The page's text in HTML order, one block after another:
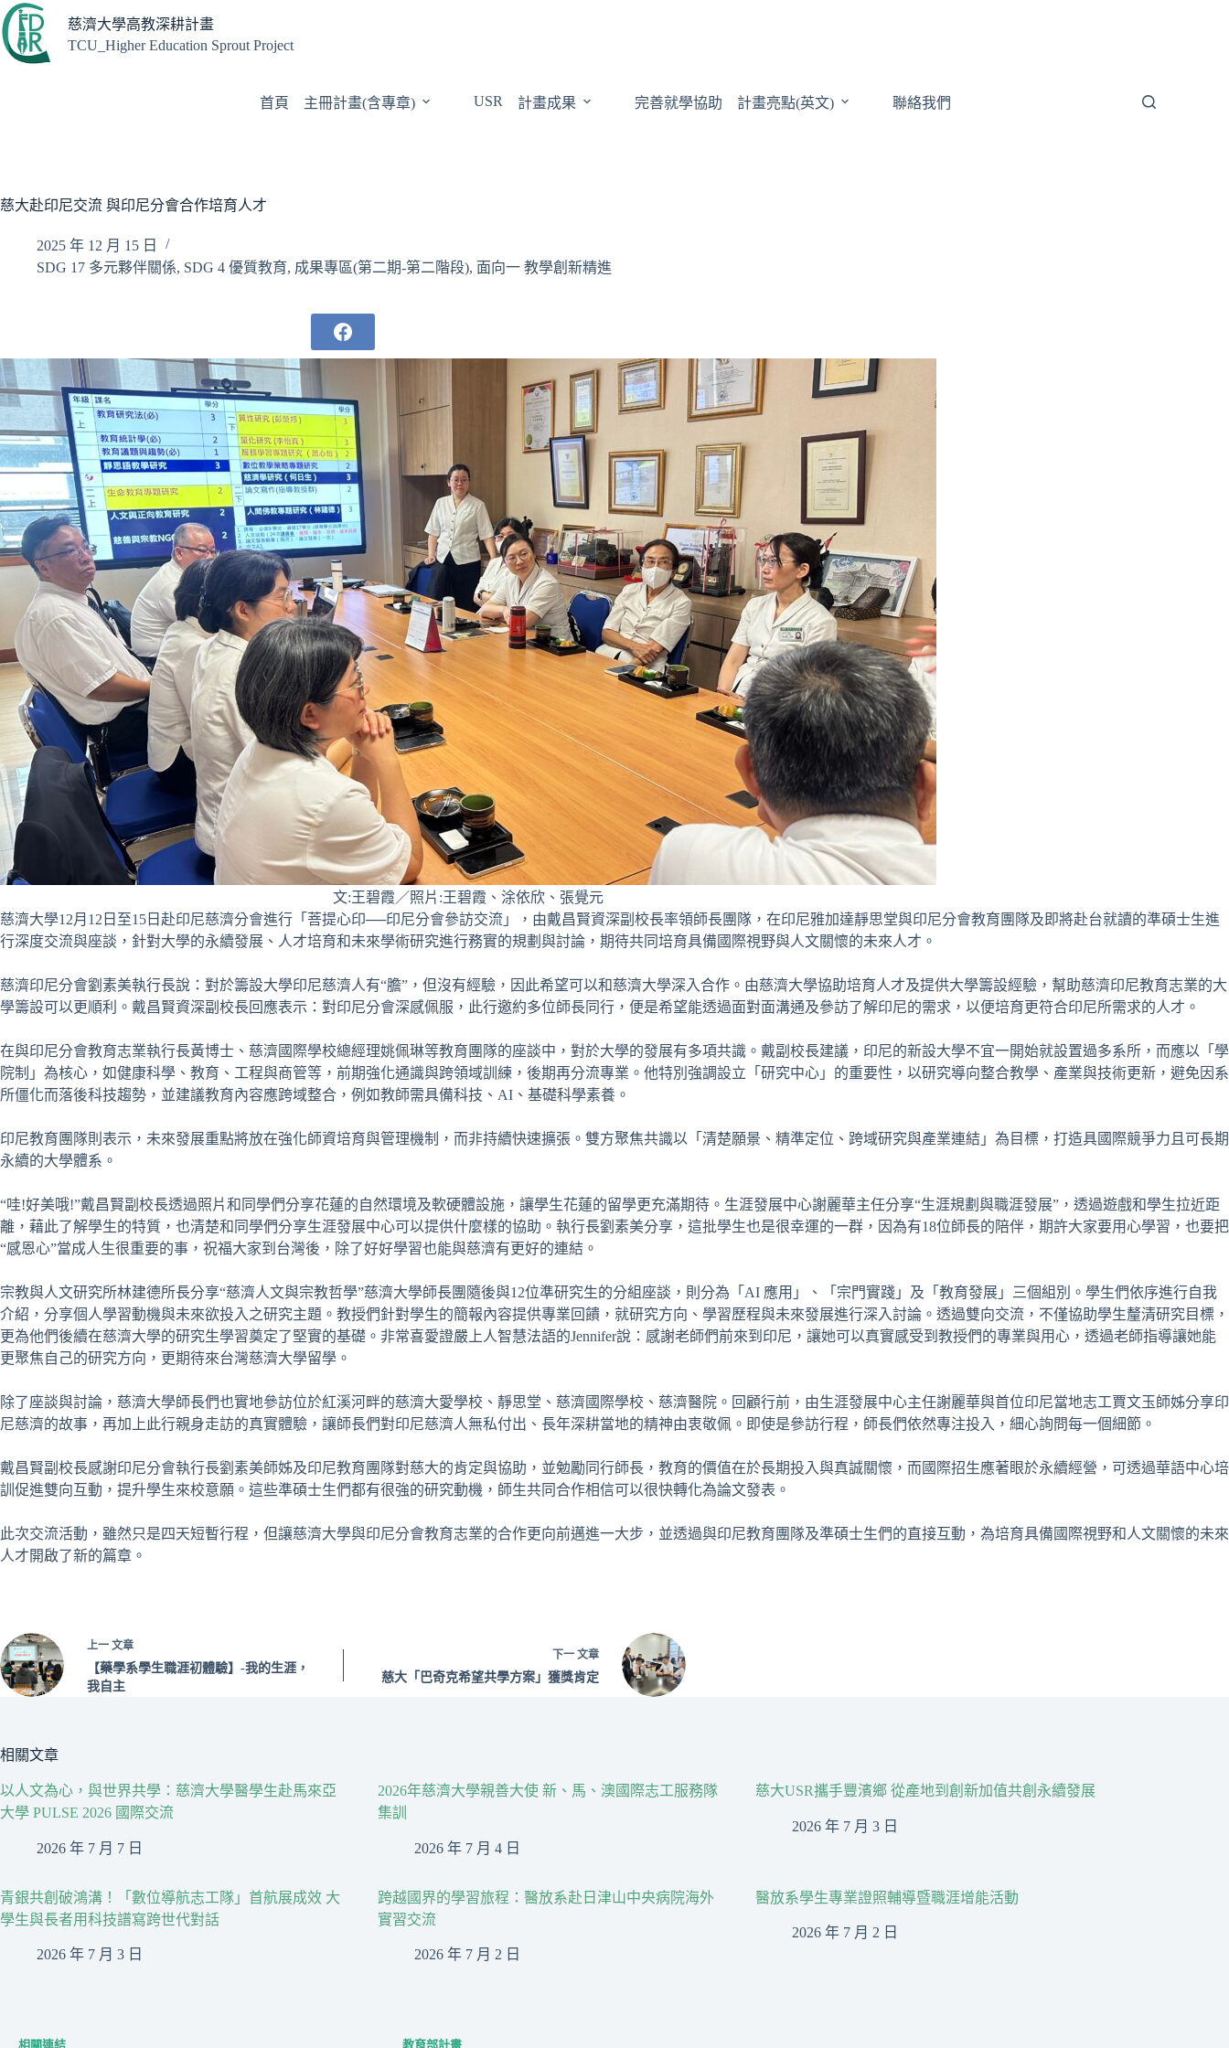
跳
至
主
慈濟大學高教深耕計畫
TCU_Higher Education Sprout Project
首頁 主冊計畫(含專章) USR 計畫成果 完善就學協助 計畫亮點(英文) 聯絡我們
慈大赴印尼交流 與印尼分會合作培育人才
2025 年 12 月 15 日
SDG 17 多元夥伴關係, SDG 4 優質教育, 成果專區(第二期-第二階段), 面向一 教學創新精進
文:王碧霞／照片:王碧霞、涂依欣、張覺元
慈濟大學12月12日至15日赴印尼慈濟分會進行「菩提心印──印尼分會參訪交流」，由戴昌賢資深副校長率領師長團隊，在印尼雅加達靜思堂與印尼分會教育團隊及即將赴台就讀的準碩士生進
行深度交流與座談，針對大學的永續發展、人才培育和未來學術研究進行務實的規劃與討論，期待共同培育具備國際視野與人文關懷的未來人才。
慈濟印尼分會劉素美執行長說：對於籌設大學印尼慈濟人有“膽”，但沒有經驗，因此希望可以和慈濟大學深入合作。由慈濟大學協助培育人才及提供大學籌設經驗，幫助慈濟印尼教育志業的大
學籌設可以更順利。戴昌賢資深副校長回應表示：對印尼分會深感佩服，此行邀約多位師長同行，便是希望能透過面對面溝通及參訪了解印尼的需求，以便培育更符合印尼所需求的人才。
在與印尼分會教育志業執行長黃博士、慈濟國際學校總經理姚佩琳等教育團隊的座談中，對於大學的發展有多項共識。戴副校長建議，印尼的新設大學不宜一開始就設置過多系所，而應以「學
院制」為核心，如健康科學、教育、工程與商管等，前期強化通識與跨領域訓練，後期再分流專業。他特別強調設立「研究中心」的重要性，以研究導向整合教學、產業與技術更新，避免因系
所僵化而落後科技趨勢，並建議教育內容應跨域整合，例如教師需具備科技、AI、基礎科學素養。
印尼教育團隊則表示，未來發展重點將放在強化師資培育與管理機制，而非持續快速擴張。雙方聚焦共識以「清楚願景、精準定位、跨域研究與產業連結」為目標，打造具國際競爭力且可長期
永續的大學體系。
“哇!好美哦!”戴昌賢副校長透過照片和同學們分享花蓮的自然環境及軟硬體設施，讓學生花蓮的留學更充滿期待。生涯發展中心謝麗華主任分享“生涯規劃與職涯發展”，透過遊戲和學生拉近距
離，藉此了解學生的特質，也清楚和同學們分享生涯發展中心可以提供什麼樣的協助。執行長劉素美分享，這批學生也是很幸運的一群，因為有18位師長的陪伴，期許大家要用心學習，也要把
“感恩心”當成人生很重要的事，祝福大家到台灣後，除了好好學習也能與慈濟有更好的連結。
宗教與人文研究所林建德所長分享“慈濟人文與宗教哲學”慈濟大學師長團隨後與12位準研究生的分組座談，則分為「AI 應用」、「宗門實踐」及「教育發展」三個組別。學生們依序進行自我
介紹，分享個人學習動機與未來欲投入之研究主題。教授們針對學生的簡報內容提供專業回饋，就研究方向、學習歷程與未來發展進行深入討論。透過雙向交流，不僅協助學生釐清研究目標，
更為他們後續在慈濟大學的研究生學習奠定了堅實的基礎。非常喜愛證嚴上人智慧法語的Jennifer說：感謝老師們前來到印尼，讓她可以真實感受到教授們的專業與用心，透過老師指導讓她能
更聚焦自己的研究方向，更期待來台灣慈濟大學留學。
除了座談與討論，慈濟大學師長們也實地參訪位於紅溪河畔的慈濟大愛學校、靜思堂、慈濟國際學校、慈濟醫院。回顧行前，由生涯發展中心主任謝麗華與首位印尼當地志工賈文玉師姊分享印
尼慈濟的故事，再加上此行親身走訪的真實體驗，讓師長們對印尼慈濟人無私付出、長年深耕當地的精神由衷敬佩。即使是參訪行程，師長們依然專注投入，細心詢問每一個細節。
戴昌賢副校長感謝印尼分會執行長劉素美師姊及印尼教育團隊對慈大的肯定與協助，並勉勵同行師長，教育的價值在於長期投入與真誠關懷，而國際招生應著眼於永續經營，可透過華語中心培
訓促進雙向互動，提升學生來校意願。這些準碩士生們都有很強的研究動機，師生共同合作相信可以很快轉化為論文發表。
此次交流活動，雖然只是四天短暫行程，但讓慈濟大學與印尼分會教育志業的合作更向前邁進一大步，並透過與印尼教育團隊及準碩士生們的直接互動，為培育具備國際視野和人文關懷的未來
人才開啟了新的篇章。
上一 文章
【藥學系學生職涯初體驗】-我的生涯，
我自主
下一 文章
慈大「巴奇克希望共學方案」獲獎肯定
相關文章
以人文為心，與世界共學：慈濟大學醫學生赴馬來亞
大學 PULSE 2026 國際交流
2026 年 7 月 7 日
2026年慈濟大學親善大使 新、馬、澳國際志工服務隊
集訓
2026 年 7 月 4 日
慈大USR攜手豐濱鄉 從產地到創新加值共創永續發展
2026 年 7 月 3 日
青銀共創破鴻溝！「數位導航志工隊」首航展成效 大
學生與長者用科技譜寫跨世代對話
2026 年 7 月 3 日
跨越國界的學習旅程：醫放系赴日津山中央病院海外
實習交流
2026 年 7 月 2 日
醫放系學生專業證照輔導暨職涯增能活動
2026 年 7 月 2 日
相關連結 教育部計畫